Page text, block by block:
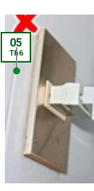
05
Th6